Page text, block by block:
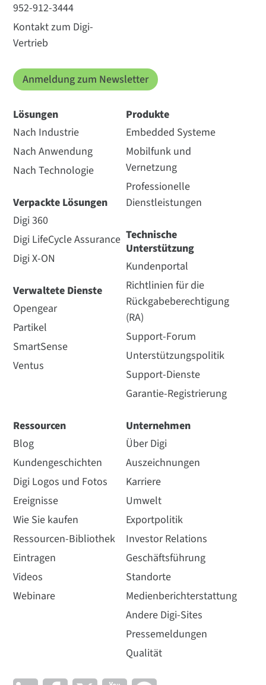
952-912-3444
Kontakt zum Digi-
Vertrieb
Anmeldung zum Newsletter
Lösungen
Nach Industrie
Nach Anwendung
Nach Technologie
Verpackte Lösungen
Digi 360
Digi LifeCycle Assurance
Digi X-ON
Verwaltete Dienste
Opengear
Partikel
SmartSense
Ventus
Produkte
Embedded Systeme
Mobilfunk und
Vernetzung
Professionelle
Dienstleistungen
Technische
Unterstützung
Kundenportal
Richtlinien für die
Rückgabeberechtigung
(RA)
Support-Forum
Unterstützungspolitik
Support-Dienste
Garantie-Registrierung
Ressourcen
Blog
Kundengeschichten
Digi Logos und Fotos
Ereignisse
Wie Sie kaufen
Ressourcen-Bibliothek
Eintragen
Videos
Webinare
Unternehmen
Über Digi
Auszeichnungen
Karriere
Umwelt
Exportpolitik
Investor Relations
Geschäftsführung
Standorte
Medienberichterstattung
Andere Digi-Sites
Pressemeldungen
Qualität